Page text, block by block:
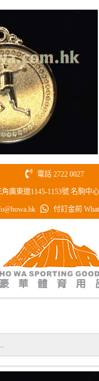
電話 2722 0027
角廣東道1145-1153號 名駒中
付訂金前